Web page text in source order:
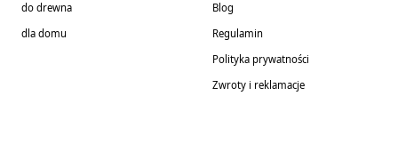
do drewna
dla domu
Blog
Regulamin
Polityka prywatności
Zwroty i reklamacje